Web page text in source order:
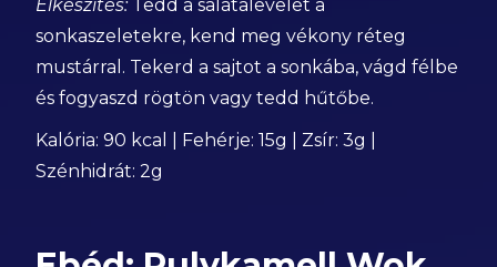
Elkészítés: Tedd a salátalevelet a
sonkaszeletekre, kend meg vékony réteg
mustárral. Tekerd a sajtot a sonkába, vágd félbe
és fogyaszd rögtön vagy tedd hűtőbe.
Kalória: 90 kcal | Fehérje: 15g | Zsír: 3g |
Szénhidrát: 2g